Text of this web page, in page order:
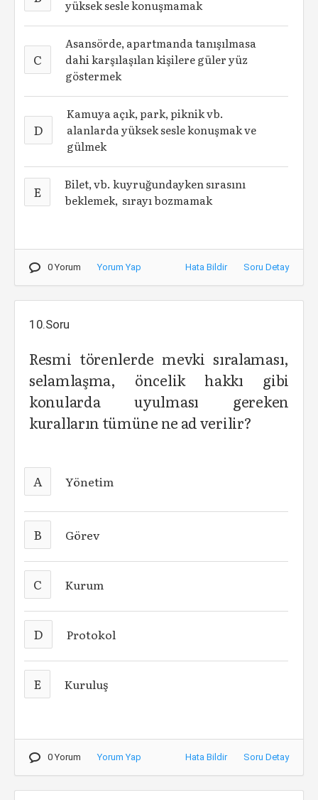
yüksek sesle konuşmamak
C
Asansörde, apartmanda tanışılmasa
dahi karşılaşılan kişilere güler yüz
göstermek
D
Kamuya açık, park, piknik vb.
alanlarda yüksek sesle konuşmak ve
gülmek
E
Bilet, vb. kuyruğundayken sırasını
beklemek, sırayı bozmamak
0 Yorum Yorum Yap Hata Bildir Soru Detay
10.Soru
Resmi törenlerde mevki sıralaması,
selamlaşma, öncelik hakkı gibi
konularda uyulması gereken
kuralların tümüne ne ad verilir?
A Yönetim
B Görev
C Kurum
D Protokol
E Kuruluş
0 Yorum Yorum Yap Hata Bildir Soru Detay